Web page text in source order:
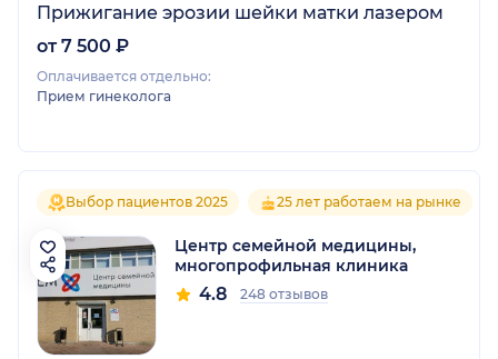
Прижигание эрозии шейки матки лазером
от 7 500 ₽
Оплачивается отдельно:
Прием гинеколога
Выбор пациентов 2025 25 лет работаем на рынке
Центр семейной медицины,
многопрофильная клиника
4.8 248 отзывов